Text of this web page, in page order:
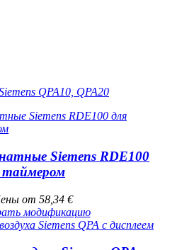
QPA10, QPA20
Siemens RDE100
таймером
от 58,34 €
модификацию